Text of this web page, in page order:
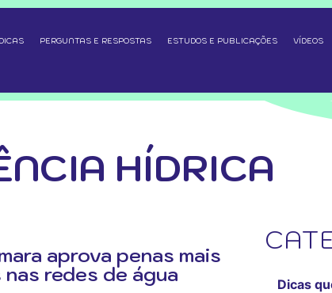
DICAS PERGUNTAS E RESPOSTAS ESTUDOS E PUBLICAÇÕES VÍDEOS
HÍDRICA
aprova penas mais
redes de água Dicas